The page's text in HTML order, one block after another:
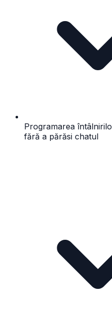
Programarea
fără a părăsi chatul